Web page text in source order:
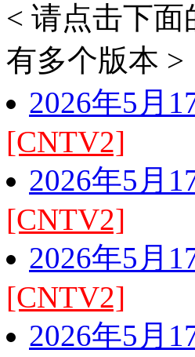
< 请点击下
有多个版本 >
2026年5月
[CNTV2]
2026年5月
[CNTV2]
2026年5月
[CNTV2]
2026年5月